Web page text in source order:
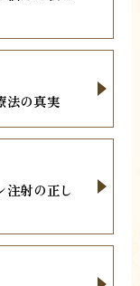
法の真実
注射の正し